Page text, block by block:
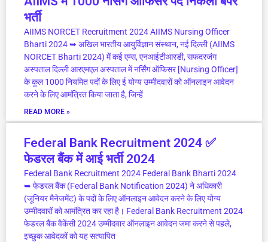
भर्ती
AIIMS NORCET Recruitment 2024 AIIMS Nursing Officer
Bharti 2024 ➥ अखिल भारतीय आयुर्विज्ञान संस्थान, नई दिल्ली (AIIMS
NORCET Bharti 2024) में कई एम्स, एनआईटीआरडी, सफदरजंग
अस्पताल दिल्ली आरएमएल अस्पताल में नर्सिंग ऑफिसर [Nursing Officer]
के कुल 1000 नियमित पदों के लिए ई योग्य उम्मीदवारों को ऑनलाइन आवेदन
करने के लिए आमंत्रित किया जाता है, जिन्हें
READ MORE »
Federal Bank Recruitment 2024 ✅
फेडरल बैंक में आई भर्ती 2024
Federal Bank Recruitment 2024 Federal Bank Bharti 2024
➥ फेडरल बैंक (Federal Bank Notification 2024) ने अधिकारी
(जूनियर मैनेजमेंट) के पदों के लिए ऑनलाइन आवेदन करने के लिए योग्य
उम्मीदवारों को आमंत्रित कर रहा है। Federal Bank Recruitment 2024
फेडरल बैंक वैकेंसी 2024 उम्मीदवार ऑनलाइन आवेदन जमा करने से पहले,
इच्छुक आवेदकों को यह सत्यापित